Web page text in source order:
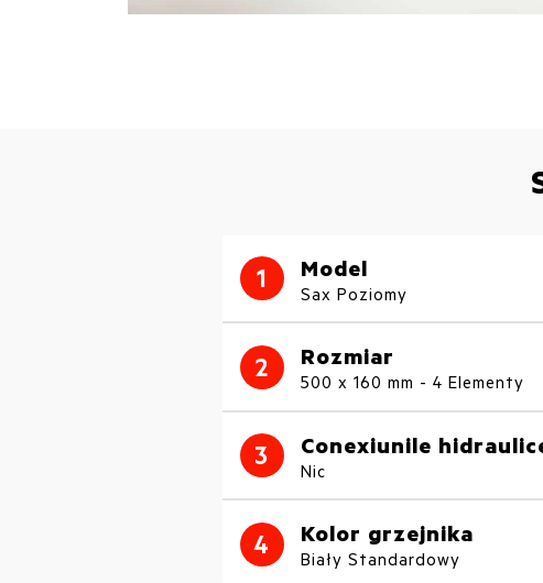
1 Model
Sax Poziomy
2 Rozmiar
500 x 160 mm - 4 Elementy
3 Conexiunile
Nic
4 Kolor grzejnika
Biały Standardowy